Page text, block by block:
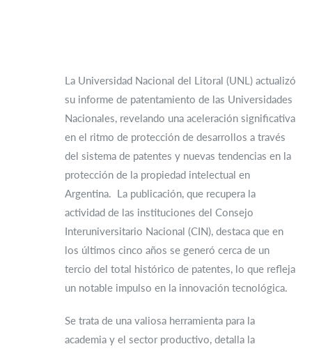
La Universidad Nacional del Litoral (UNL) actualizó
su informe de patentamiento de las Universidades
Nacionales, revelando una aceleración significativa
en el ritmo de protección de desarrollos a través
del sistema de patentes y nuevas tendencias en la
protección de la propiedad intelectual en
Argentina. La publicación, que recupera la
actividad de las instituciones del Consejo
Interuniversitario Nacional (CIN), destaca que en
los últimos cinco años se generó cerca de un
tercio del total histórico de patentes, lo que refleja
un notable impulso en la innovación tecnológica.
Se trata de una valiosa herramienta para la
academia y el sector productivo, detalla la